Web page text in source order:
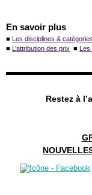
En savoir plus
■ Les disciplines & catégories
■ L’attribution des prix ■ Les
Restez à